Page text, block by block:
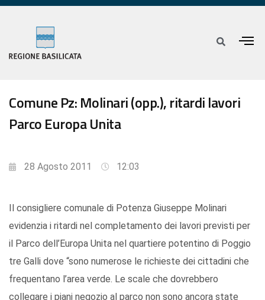
Comune Pz: Molinari (opp.), ritardi lavori
Parco Europa Unita
28 Agosto 2011 12:03
Il consigliere comunale di Potenza Giuseppe Molinari
evidenzia i ritardi nel completamento dei lavori previsti per
il Parco dell’Europa Unita nel quartiere potentino di Poggio
tre Galli dove “sono numerose le richieste dei cittadini che
frequentano l’area verde. Le scale che dovrebbero
collegare i piani negozio al parco non sono ancora state